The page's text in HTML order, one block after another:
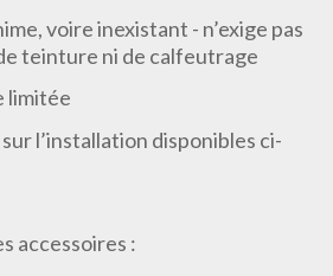
voire inexistant - n’exige pas
teinture ni de calfeutrage
limitée
l’installation disponibles ci-
accessoires :